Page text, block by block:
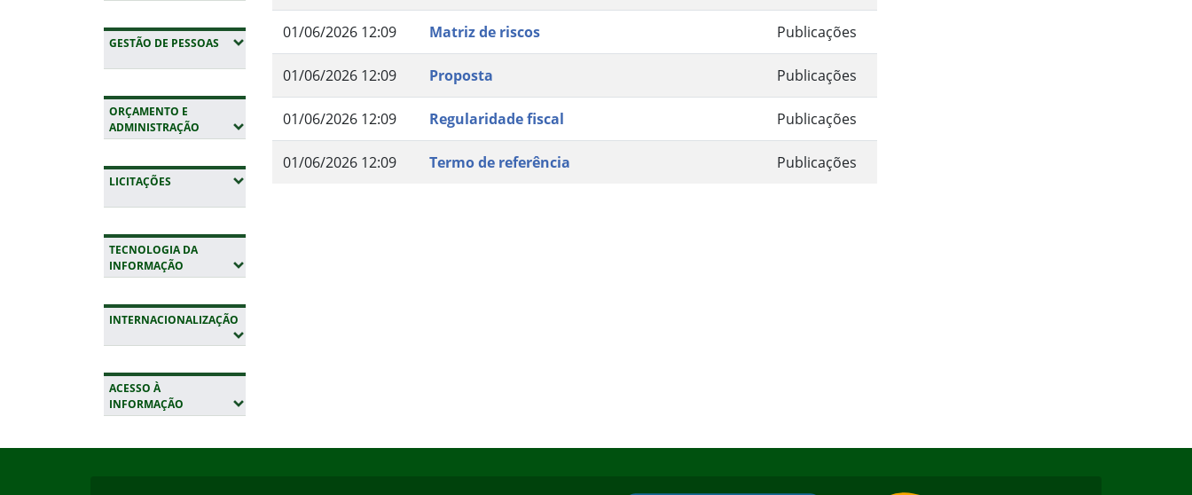
GESTÃO DE PESSOAS (EXPANDIR SUBMENUS)
ORÇAMENTO E
ADMINISTRAÇÃO (EXPANDIR SUBMENUS)
LICITAÇÕES (EXPANDIR SUBMENUS)
TECNOLOGIA DA
INFORMAÇÃO (EXPANDIR SUBMENUS)
INTERNACIONALIZAÇÃO
ACESSO À
INFORMAÇÃO (EXPANDIR SUBMENUS)
01/06/2026 12:09 Matriz de riscos Publicações
01/06/2026 12:09 Proposta Publicações
01/06/2026 12:09 Regularidade fiscal Publicações
01/06/2026 12:09 Termo de referência Publicações